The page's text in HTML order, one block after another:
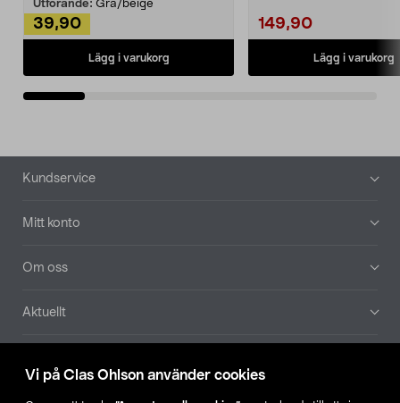
Vi på Clas Ohlson använder cookies
Utförande: Grå/beige
39,90
Lägg i varukorg
149,90
Lägg i varukorg
Sidfot
Kundservice
Mitt konto
Om oss
Aktuellt
Hitta butik